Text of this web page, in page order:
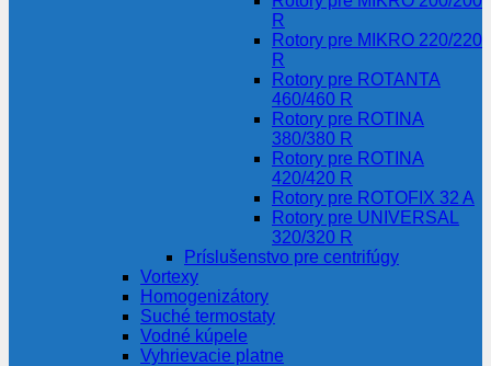
R
Rotory pre MIKRO 220/220
R
Rotory pre ROTANTA
460/460 R
Rotory pre ROTINA
380/380 R
Rotory pre ROTINA
420/420 R
Rotory pre ROTOFIX 32 A
Rotory pre UNIVERSAL
320/320 R
Príslušenstvo pre centrifúgy
Vortexy
Homogenizátory
Suché termostaty
Vodné kúpele
Vyhrievacie platne